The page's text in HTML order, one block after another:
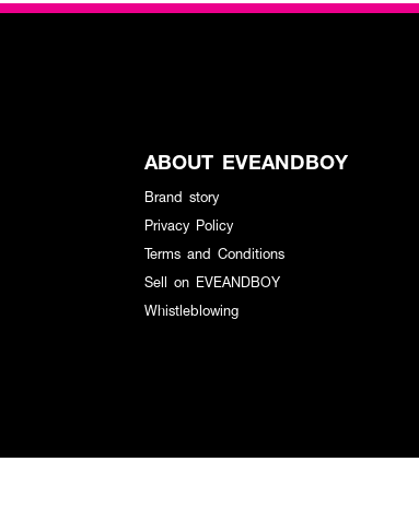
ABOUT EVEANDBOY
Brand story
Privacy Policy
Terms and Conditions
Sell on EVEANDBOY
Whistleblowing